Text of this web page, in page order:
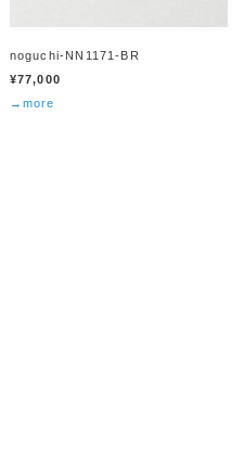
noguchi-NN1171-BR
¥77,000
→more